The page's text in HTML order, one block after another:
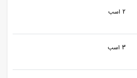
2 اسب
3 اسب